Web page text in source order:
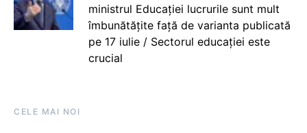
ministrul Educației lucrurile sunt mult
îmbunătățite față de varianta publicată
pe 17 iulie / Sectorul educației este
crucial
CELE MAI NOI